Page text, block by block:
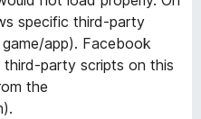
specific third-party
app). Facebook
party scripts on this
the